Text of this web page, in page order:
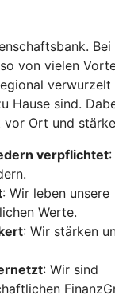
von vielen
Hause sind.
Ort und
verpflichtet
: Wir leben unsere
Werte.
: Wir stärken
: Wir sind